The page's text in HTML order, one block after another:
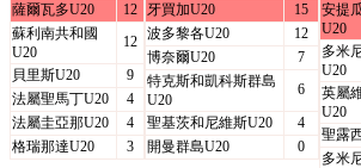
薩爾瓦多U20
12
蘇利南共和國
U20
12
貝里斯U20
9
法屬聖馬丁U20
4
法屬圭亞那U20
4
格瑞那達U20
3
牙買加U20
15
波多黎各U20
12
博奈爾U20
7
特克斯和凱科斯群島
U20
6
聖基茨和尼維斯U20
4
開曼群島U20
0
安提
U20
多米
U20
英屬
U20
聖露
多米